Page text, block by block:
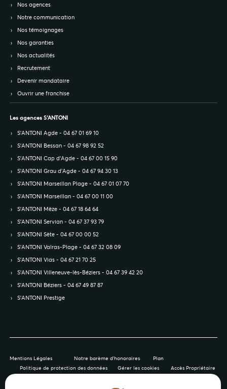
Nos agences
Notre communication
Nos témoignages
Nos garanties
Nos actualités
Recrutement
Devenir mandataire
Ouvrir une franchise
Les agences S’ANTONI
S’ANTONI Agde - 04 67 01 69 10
S’ANTONI Bessan - 04 67 98 92 52
S’ANTONI Cap d'Agde - 04 67 00 15 90
S’ANTONI Grau d'Agde - 04 67 94 30 13
S’ANTONI Marseillan Plage - 04 67 01 07 70
S’ANTONI Marseillan - 04 67 00 11 00
S’ANTONI Mèze - 04 67 18 64 64
S’ANTONI Servian - 04 67 37 93 79
S’ANTONI Sète - 04 67 00 00 52
S’ANTONI Valras-Plage - 04 67 32 08 09
S’ANTONI Vias - 04 67 21 70 25
S’ANTONI Villeneuve-lès-Béziers - 04 67 39 42 20
S’ANTONI Béziers - 04 67 49 87 87
S’ANTONI Prestige
Mentions Légales Notre barème d'honoraires
Plan
Politique de protection des données
Gérer les cookies Accès Propriétaire